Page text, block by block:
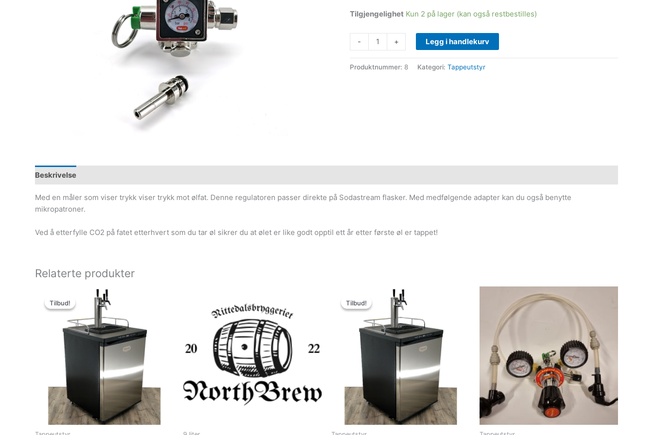
Tilgjengelighet Kun 2 på lager (kan også restbestilles)
-
regulator
mini
+ Legg i handlekurv
Produktnummer: 8 Kategori: Tappeutstyr
Beskrivelse
Med en måler som viser trykk viser trykk mot ølfat. Denne regulatoren passer direkte på Sodastream flasker. Med medfølgende adapter kan du også benytte
mikropatroner.
Ved å etterfylle CO2 på fatet etterhvert som du tar øl sikrer du at ølet er like godt opptil ett år etter første øl er tappet!
Relaterte produkter
Tilbud!
Tilbud! Tilbud!
Tilbud!